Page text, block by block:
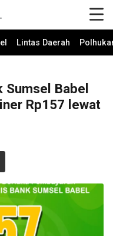
Lintas Daerah
Sumsel Babel
Rp157 lewat